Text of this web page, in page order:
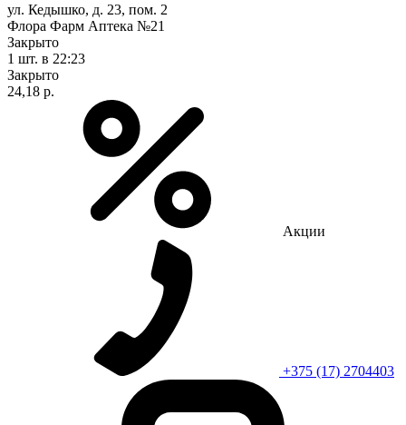
ул. Кедышко, д. 23, пом. 2
Флора Фарм Аптека №21
Закрыто
1 шт. в 22:23
Закрыто
24,18 р.
Акции
+375 (17) 2704403